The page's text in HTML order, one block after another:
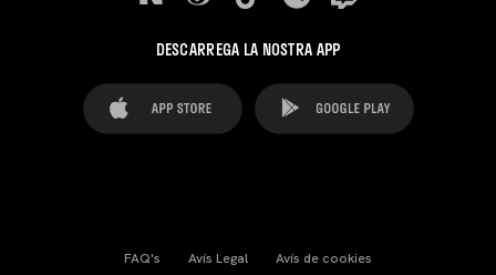
DESCARREGA LA NOSTRA APP
FAQ's Avís Legal Avís de cookies